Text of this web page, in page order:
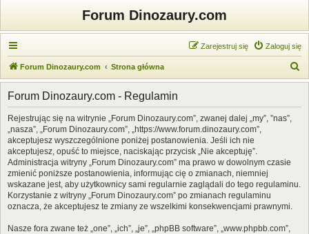
Forum Dinozaury.com
Zaloguj się
Zarejestruj się
Forum Dinozaury.com Strona główna
z
Forum Dinozaury.com - Regulamin
Rejestrując się na witrynie „Forum Dinozaury.com”, zwanej dalej „my”, ”nas”,
„nasza”, „Forum Dinozaury.com”, „https://www.forum.dinozaury.com”,
akceptujesz wyszczególnione poniżej postanowienia. Jeśli ich nie
akceptujesz, opuść to miejsce, naciskając przycisk „Nie akceptuję”.
Administracja witryny „Forum Dinozaury.com” ma prawo w dowolnym czasie
zmienić poniższe postanowienia, informując cię o zmianach, niemniej
wskazane jest, aby użytkownicy sami regularnie zaglądali do tego regulaminu.
Korzystanie z witryny „Forum Dinozaury.com” po zmianach regulaminu
oznacza, że akceptujesz te zmiany ze wszelkimi konsekwencjami prawnymi.
Nasze fora zwane też „one”, „ich”, „je”, „phpBB software”, „www.phpbb.com”,